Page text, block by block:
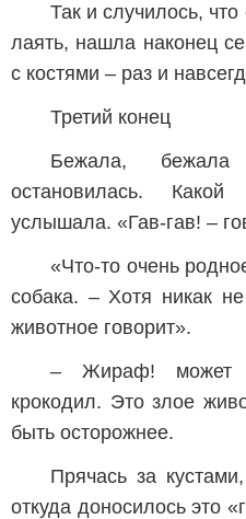
Так и случилось,
лаять, нашла наконец
с костями – раз и
Третий конец
Бежала,
остановилась.
услышала. «Гав-гав! –
«Что-то очень
собака. – Хотя никак
животное говорит».
– Жираф! может
крокодил. Это злое
быть осторожнее.
Прячась за
откуда доносилось это